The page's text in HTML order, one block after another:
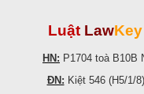
Luật LawKey
HN: P1704 toà B10B
ĐN: Kiệt 546 (H5/1/